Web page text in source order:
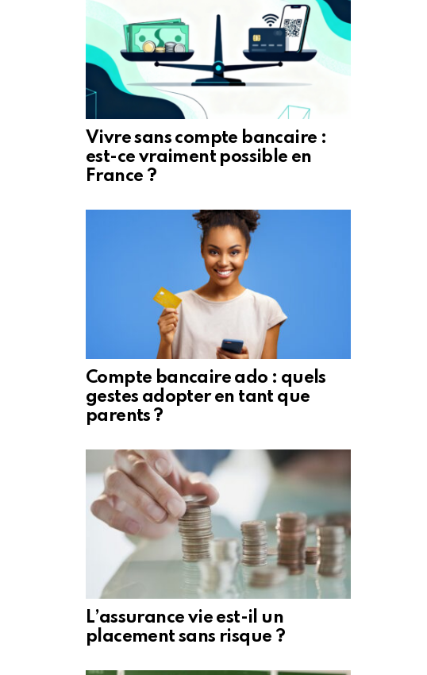
Vivre sans compte bancaire :
est-ce vraiment possible en
France ?
Compte bancaire ado : quels
gestes adopter en tant que
parents ?
L’assurance vie est-il un
placement sans risque ?